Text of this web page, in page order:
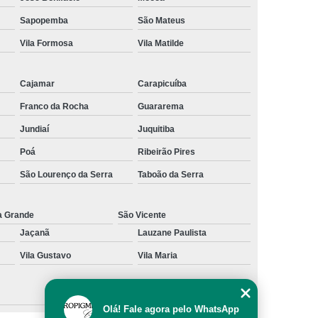
Preenchimento Capilar com Micro Ponto
Preenchimento Capilar com Pigmentação
Preenchimento Capilar Masculino
Preenchimento Capilar nas Entradas
Diminuir Testa
Tratamento de Calvície
Tratamento para Calvície com Micopigmentação
Tratamento para Calvície em Homens
Tratamento para Calvície Masculina
Sapopemba São Mateus
Vila Formosa Vila Matilde
Cajamar Carapicuíba
Franco da Rocha Guararema
Jundiaí Juquitiba
Poá Ribeirão Pires
São Lourenço da Serra Taboão da Serra
Grande
São Vicente
Jaçanã Lauzane Paulista
Vila Gustavo Vila Maria
Olá! Fale agora pelo WhatsApp